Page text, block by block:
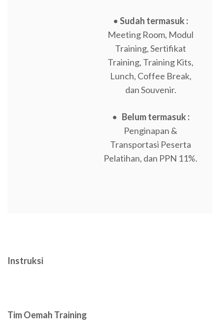
• Sudah termasuk :
Meeting Room, Modul
Training, Sertifikat
Training, Training Kits,
Lunch, Coffee Break,
dan Souvenir.
• Belum termasuk :
Penginapan &
Transportasi Peserta
Pelatihan, dan PPN 11%.
Instruksi
Tim Oemah Training